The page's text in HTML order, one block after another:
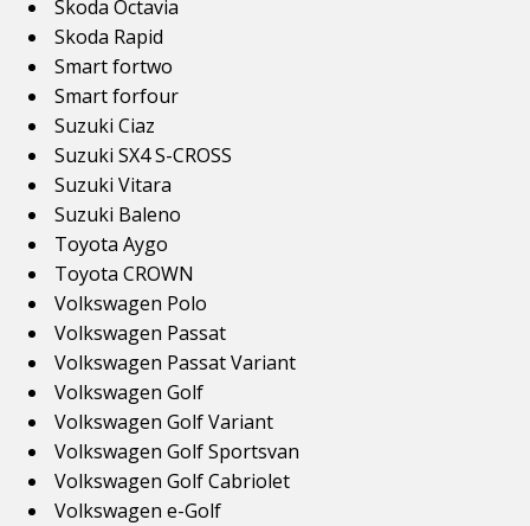
Skoda Octavia
Skoda Rapid
Smart fortwo
Smart forfour
Suzuki Ciaz
Suzuki SX4 S-CROSS
Suzuki Vitara
Suzuki Baleno
Toyota Aygo
Toyota CROWN
Volkswagen Polo
Volkswagen Passat
Volkswagen Passat Variant
Volkswagen Golf
Volkswagen Golf Variant
Volkswagen Golf Sportsvan
Volkswagen Golf Cabriolet
Volkswagen e-Golf